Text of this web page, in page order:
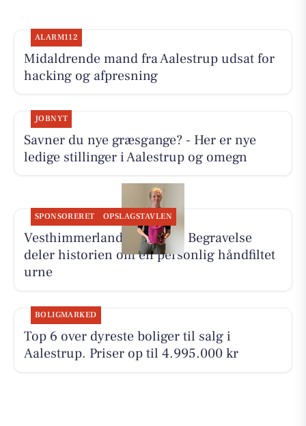
ALARM112
Midaldrende mand fra Aalestrup udsat for
hacking og afpresning
JOBNYT
Savner du nye græsgange? - Her er nye
ledige stillinger i Aalestrup og omegn
SPONSORERET OPSLAGSTAVLEN
Vesthimmerlands og Farsø Begravelse
deler historien om en personlig håndfiltet
urne
BOLIGMARKED
Top 6 over dyreste boliger til salg i
Aalestrup. Priser op til 4.995.000 kr